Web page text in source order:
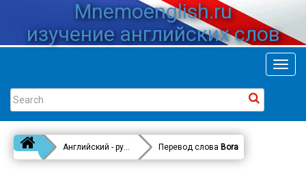
Mnemoenglish.ru
изучение английских слов
Английский - русский Перевод слова Bora